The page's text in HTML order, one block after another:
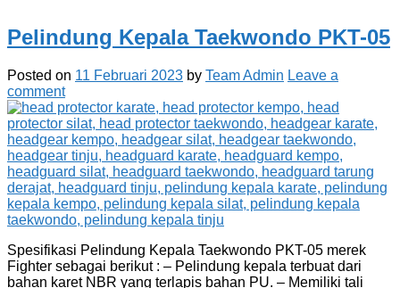
Pelindung Kepala Taekwondo PKT-05
Posted on 11 Februari 2023 by Team Admin Leave a
comment
Spesifikasi Pelindung Kepala Taekwondo PKT-05 merek
Fighter sebagai berikut : – Pelindung kepala terbuat dari
bahan karet NBR yang terlapis bahan PU. – Memiliki tali